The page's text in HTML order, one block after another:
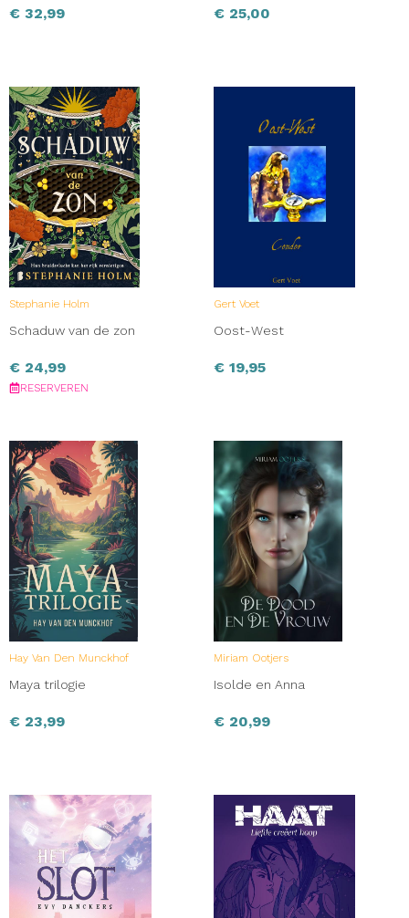
€ 32,99 € 25,00
Stephanie Holm
Schaduw van de zon
€ 24,99
RESERVEREN
Gert Voet
Oost-West
€ 19,95
Hay Van Den Munckhof
Maya trilogie
€ 23,99
Miriam Ootjers
Isolde en Anna
€ 20,99